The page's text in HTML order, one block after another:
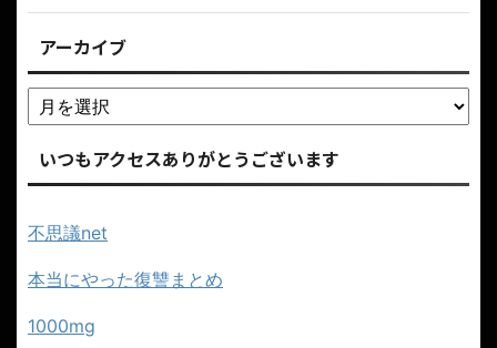
アーカイブ
いつもアクセスありがとうございます
不思議net
本当にやった復讐まとめ
1000mg